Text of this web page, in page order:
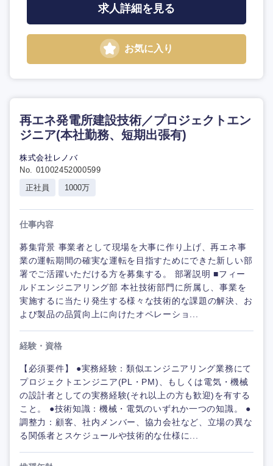
求人詳細を見る
お気に入り
再エネ発電所建設技術／プロジェクトエン
ジニア(本社勤務、短期出張有)
株式会社レノバ
No. 01002452000599
正社員
1000万
仕事内容
募集背景 事業者として現場を大事に作り上げ、再エネ事
業の運転期間の確実な運転を目指すためにできた新しい部
署でご活躍いただける方を募集する。 部署説明 ■フィー
ルドエンジニアリング部 本社技術部門に所属し、事業を
実施するに当たり発生する様々な技術的な課題の解決、お
よび製品の品質向上に向けたオペレーショ...
経験・資格
【必須要件】 ●実務経験：類似エンジニアリング業務にて
プロジェクトエンジニア(PL・PM)、もしくは電気・機械
の設計者としての実務経験(それ以上の方も歓迎)を有する
こと。 ●技術知識：機械・電気のいずれか一つの知識。 ●
調整力：顧客、社内メンバー、協力会社など、立場の異な
る関係者とスケジュールや技術的な仕様に...